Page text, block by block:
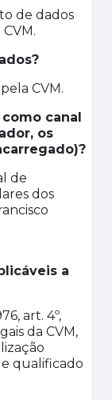
de dados
CVM.
canal
os
de
dos
a
art. 4º,
da CVM,
qualificado